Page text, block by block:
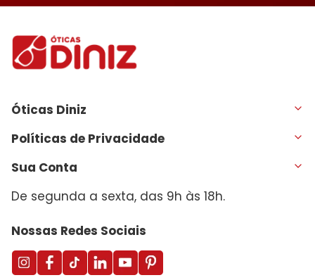
Óticas Diniz
Políticas de Privacidade
Sua Conta
De segunda a sexta, das 9h às 18h.
Nossas Redes Sociais